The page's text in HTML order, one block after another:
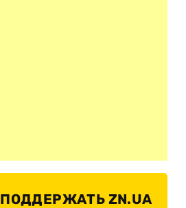
ПОДДЕРЖАТЬ ZN.UA